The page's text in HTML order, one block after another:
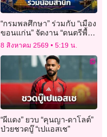
“กรมพลศึกษา” ร่วมกับ “เมือง
ขอนแก่น” จัดงาน “ดนตรีพื้น
บ้านแห่งความจงรักภักดี
8 สิงหาคม 2569 5:19 น.
“ผีแดง” ยวบ “คุนญา-ดาโลต์”
ป่วยชวดบู๊ “เปแอสเช”